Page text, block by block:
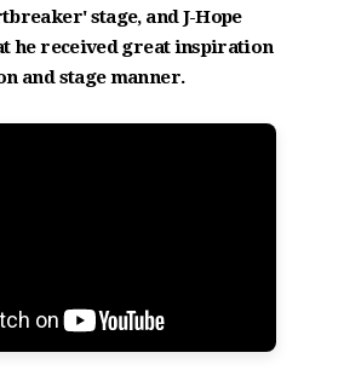
stage, and J-Hope
he received great inspiration
and stage manner.